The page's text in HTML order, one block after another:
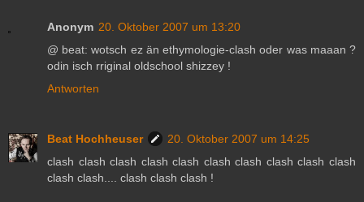
Anonym 20. Oktober 2007 um 13:20
@ beat: wotsch ez än ethymologie-clash oder was maaan ?
odin isch rriginal oldschool shizzey !
Antworten
Beat Hochheuser
20. Oktober 2007 um 14:25
clash clash clash clash clash clash clash clash clash clash
clash clash.... clash clash clash !